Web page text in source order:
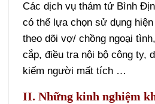
Các dịch vụ thám tử Bình
có thể lựa chọn sử dụng
theo dõi vợ/ chồng ngoại
cắp, điều tra nội bộ công ty,
kiếm người mất tích …
II. Những kinh nghiệm